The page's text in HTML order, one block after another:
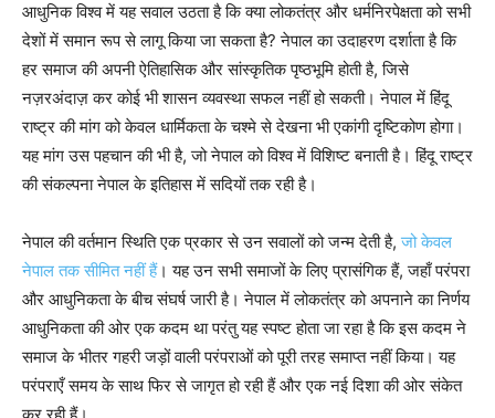
आधुनिक विश्व में यह सवाल उठता है कि क्या लोकतंत्र और धर्मनिरपेक्षता को सभी
देशों में समान रूप से लागू किया जा सकता है? नेपाल का उदाहरण दर्शाता है कि
हर समाज की अपनी ऐतिहासिक और सांस्कृतिक पृष्ठभूमि होती है, जिसे
नज़रअंदाज़ कर कोई भी शासन व्यवस्था सफल नहीं हो सकती। नेपाल में हिंदू
राष्ट्र की मांग को केवल धार्मिकता के चश्मे से देखना भी एकांगी दृष्टिकोण होगा।
यह मांग उस पहचान की भी है, जो नेपाल को विश्व में विशिष्ट बनाती है। हिंदू राष्ट्र
की संकल्पना नेपाल के इतिहास में सदियों तक रही है।
नेपाल की वर्तमान स्थिति एक प्रकार से उन सवालों को जन्म देती है,जो केवल
नेपाल तक सीमित नहीं हैं। यह उन सभी समाजों के लिए प्रासंगिक हैं, जहाँ परंपरा
और आधुनिकता के बीच संघर्ष जारी है। नेपाल में लोकतंत्र को अपनाने का निर्णय
आधुनिकता की ओर एक कदम था परंतु यह स्पष्ट होता जा रहा है कि इस कदम ने
समाज के भीतर गहरी जड़ों वाली परंपराओं को पूरी तरह समाप्त नहीं किया। यह
परंपराएँ समय के साथ फिर से जागृत हो रही हैं और एक नई दिशा की ओर संकेत